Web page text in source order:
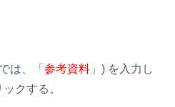
は、「 参考資料 」) を入力し
クする。